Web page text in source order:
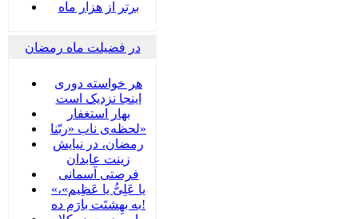
برتر از هزار ماه
در فضیلت ماه رمضان
هر خواسته دوری
اینجا نزدیک است
بهار استغفار
لحظه‌ی ناب «ربّنا»
رمضان، در نیایش
زینت عابدان
فرصتی آسمانی
«یا عَلِیُّ یا عَظِیم»،
به بهِشتَت بارَم ده!